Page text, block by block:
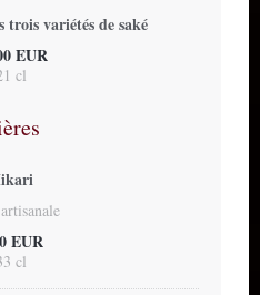
trois variétés de saké
EUR
cl
EUR
cl